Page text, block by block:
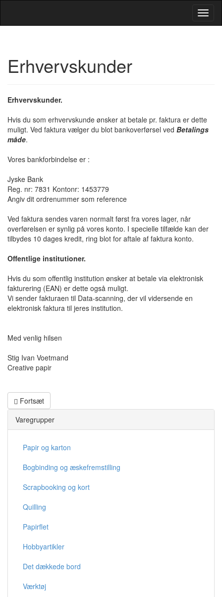
Erhvervskunder
Erhvervskunder.
Hvis du som erhvervskunde ønsker at betale pr. faktura er dette
muligt. Ved faktura vælger du blot bankoverførsel ved Betalings
måde.
Vores bankforbindelse er :
Jyske Bank
Reg. nr: 7831 Kontonr: 1453779
Angiv dit ordrenummer som reference
Ved faktura sendes varen normalt først fra vores lager, når
overførelsen er synlig på vores konto. I specielle tilfælde kan der
tilbydes 10 dages kredit, ring blot for aftale af faktura konto.
Offentlige institutioner.
Hvis du som offentlig institution ønsker at betale via elektronisk
fakturering (EAN) er dette også muligt.
Vi sender fakturaen til Data-scanning, der vil vidersende en
elektronisk faktura til jeres institution.
Med venlig hilsen
Stig Ivan Voetmand
Creative papir
Fortsæt
Varegrupper
Papir og karton
Bogbinding og æskefremstilling
Scrapbooking og kort
Quilling
Papirflet
Hobbyartikler
Det dækkede bord
Værktøj